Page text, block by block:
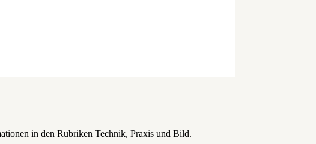
in den Rubriken Technik, Praxis und Bild.